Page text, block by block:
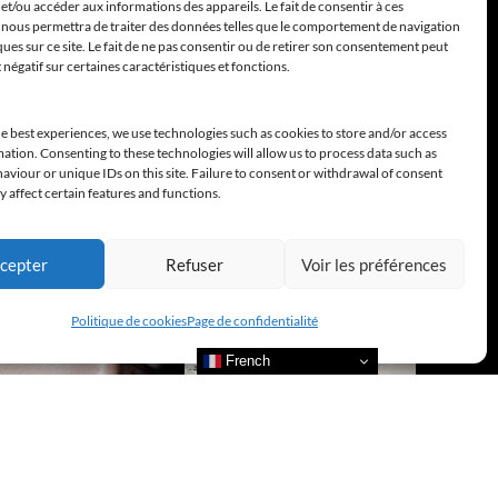
ou accéder aux informations des appareils. Le fait de consentir à ces
permettra de traiter des données telles que le comportement de navigation
sur ce site. Le fait de ne pas consentir ou de retirer son consentement peut
sur certaines caractéristiques et fonctions.
best experiences, we use technologies such as cookies to store and/or access
Consenting to these technologies will allow us to process data such as
or unique IDs on this site. Failure to consent or withdrawal of consent
affect certain features and functions.
Refuser Voir les préférences
Politique de cookiesPage de confidentialité
French